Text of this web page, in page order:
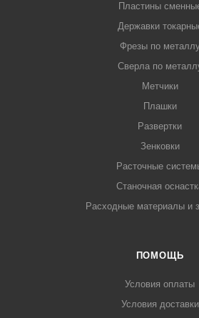
Пластины
Державки
Фрезы по
Сверла по
Метчики
Плашки
Развертки
Зенковки
Расточные
Станочная
Расходные материалы и
ПОМОЩЬ
Условия оплаты
Условия доставки